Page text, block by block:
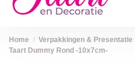
Home Verpakkingen & Presentatie
Taart Dummy Rond -10x7cm-